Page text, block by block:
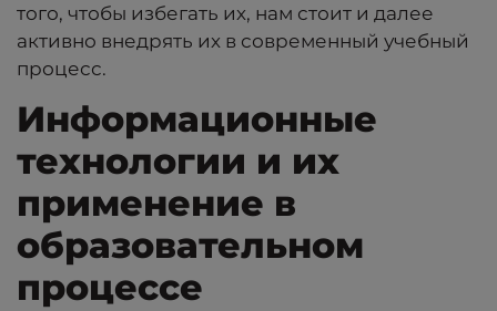
того, чтобы избегать их, нам стоит и далее
активно внедрять их в современный учебный
процесс.
Информационные
технологии и их
применение в
образовательном
процессе